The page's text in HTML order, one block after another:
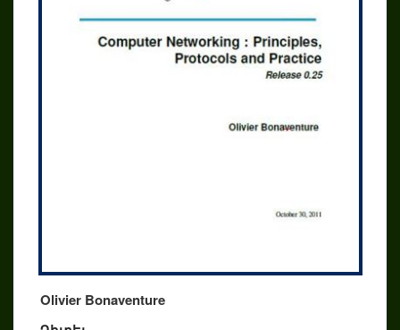
Olivier Bonaventure